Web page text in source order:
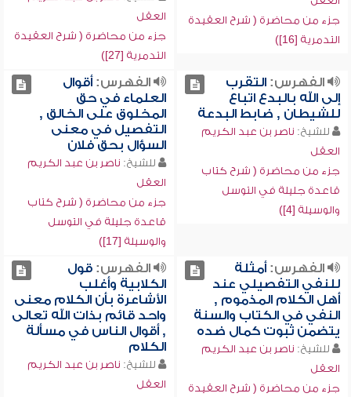
جزء من محاضرة ( شرح العقيدة
التدمرية [16])
العقل
جزء من محاضرة ( شرح العقيدة
التدمرية [27])
الفهرس:التقرب
إلى الله بالبدع اتباع
للشيطان , ضابط البدعة
للشيخ: ناصر بن عبد الكريم
العقل
جزء من محاضرة ( شرح كتاب
قاعدة جليلة في التوسل
والوسيلة [4])
الفهرس:أقوال
العلماء في حق
المخلوق على الخالق ,
التفصيل في معنى
السؤال بحق فلان
للشيخ: ناصر بن عبد الكريم
العقل
جزء من محاضرة ( شرح كتاب
قاعدة جليلة في التوسل
والوسيلة [17])
الفهرس:أمثلة
للنفي التفصيلي عند
أهل الكلام المذموم ,
النفي في الكتاب والسنة
يتضمن ثبوت كمال ضده
للشيخ: ناصر بن عبد الكريم
العقل
جزء من محاضرة ( شرح العقيدة
الفهرس:قول
الكلابية وأغلب
الأشاعرة بأن الكلام معنى
واحد قائم بذات الله تعالى
, أقوال الناس في مسألة
الكلام
للشيخ: ناصر بن عبد الكريم
العقل